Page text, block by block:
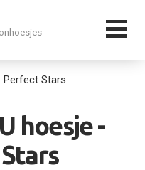
Perfect Stars
hoesje -